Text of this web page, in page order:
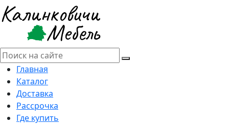
Главная
Каталог
Доставка
Рассрочка
Где купить